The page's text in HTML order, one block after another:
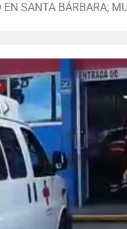
SANTA BÁRBARA;